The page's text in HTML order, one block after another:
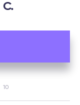
С.
10